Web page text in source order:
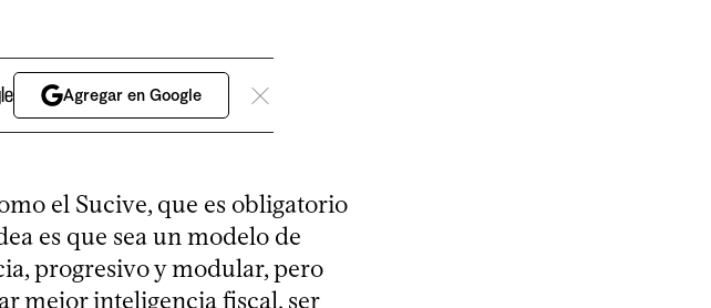
Agregar en Google
el Sucive, que es obligatorio
es que sea un modelo de
progresivo y modular, pero
mejor inteligencia fiscal, ser